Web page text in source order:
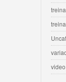
video